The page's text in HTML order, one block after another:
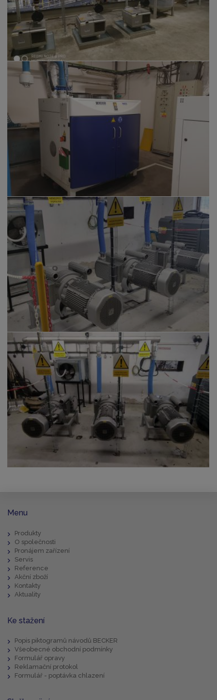
Menu
Produkty
O společnosti
Pronájem zařízení
Servis
Reference
Akční zboží
Kontakty
Aktuality
Ke stažení
Popis piktogramů návodů BECKER
Všeobecné obchodní podmínky
Formulář opravy
Reklamační protokol
Formulář - poptávka chlazení